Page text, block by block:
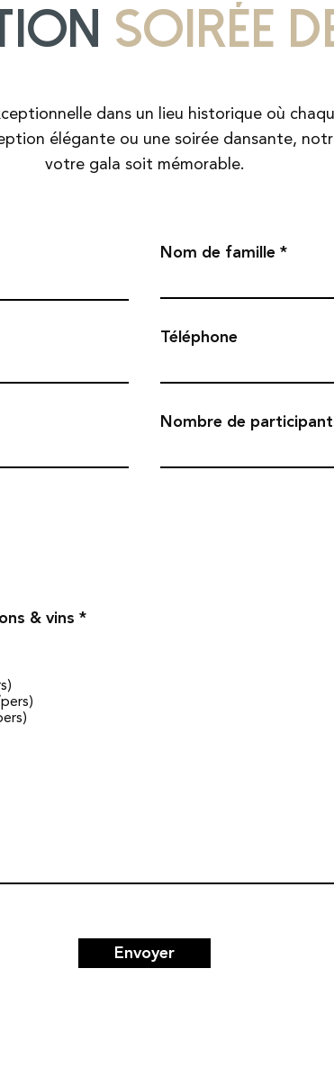
soirée
dans un lieu historique où
élégante ou une soirée dansante,
votre gala soit mémorable.
Nom de famille
Téléphone
Nombre de
& vins *O
Envoyer